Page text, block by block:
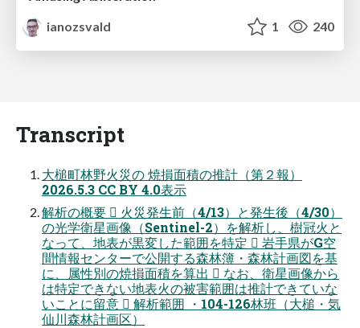
ianozsvald
1 240
Transcript
大槌町林野火災の 焼損面積の推計（第２報）
2026.5.3 CC BY 4.0表示
解析の概要  火災発生前（4/13）と発生後（4/30）
の光学衛星画像（Sentinel-2）を解析し、樹冠火と
なって、地表が黒変した範囲を特定  岩手県がG空
間情報センターで公開する森林簿・森林計画図を基
に、属性別の焼損面積を算出  なお、衛星画像から
は特定できない地表火の被害範囲は推計できていな
いことに留意  解析範囲 ・104-126林班（大槌・気
仙川森林計画区）